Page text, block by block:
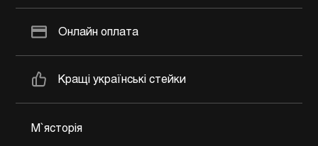
Онлайн оплата
Кращі українські стейки
М`ясторія